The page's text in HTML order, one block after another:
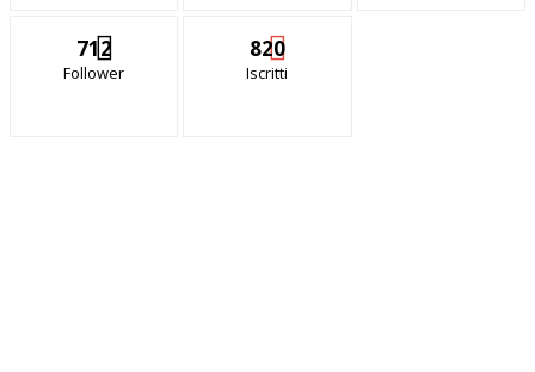
712
Follower
820
Iscritti